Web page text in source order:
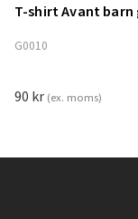
Lägg till i
T-shirt Avant barn
G0010
90 kr (ex. moms)